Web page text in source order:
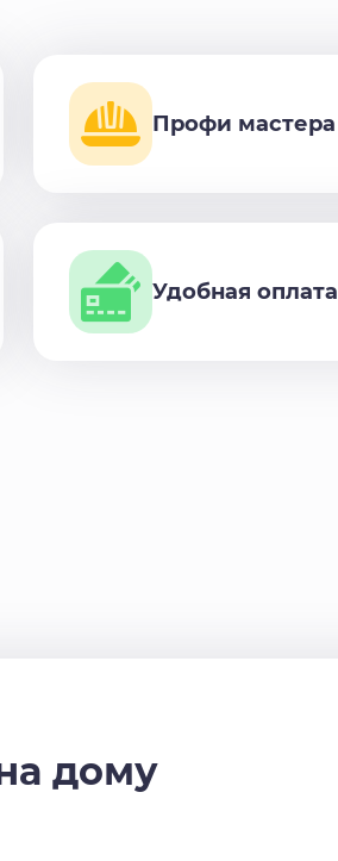
Профи мастера
Удобная оплата
дому